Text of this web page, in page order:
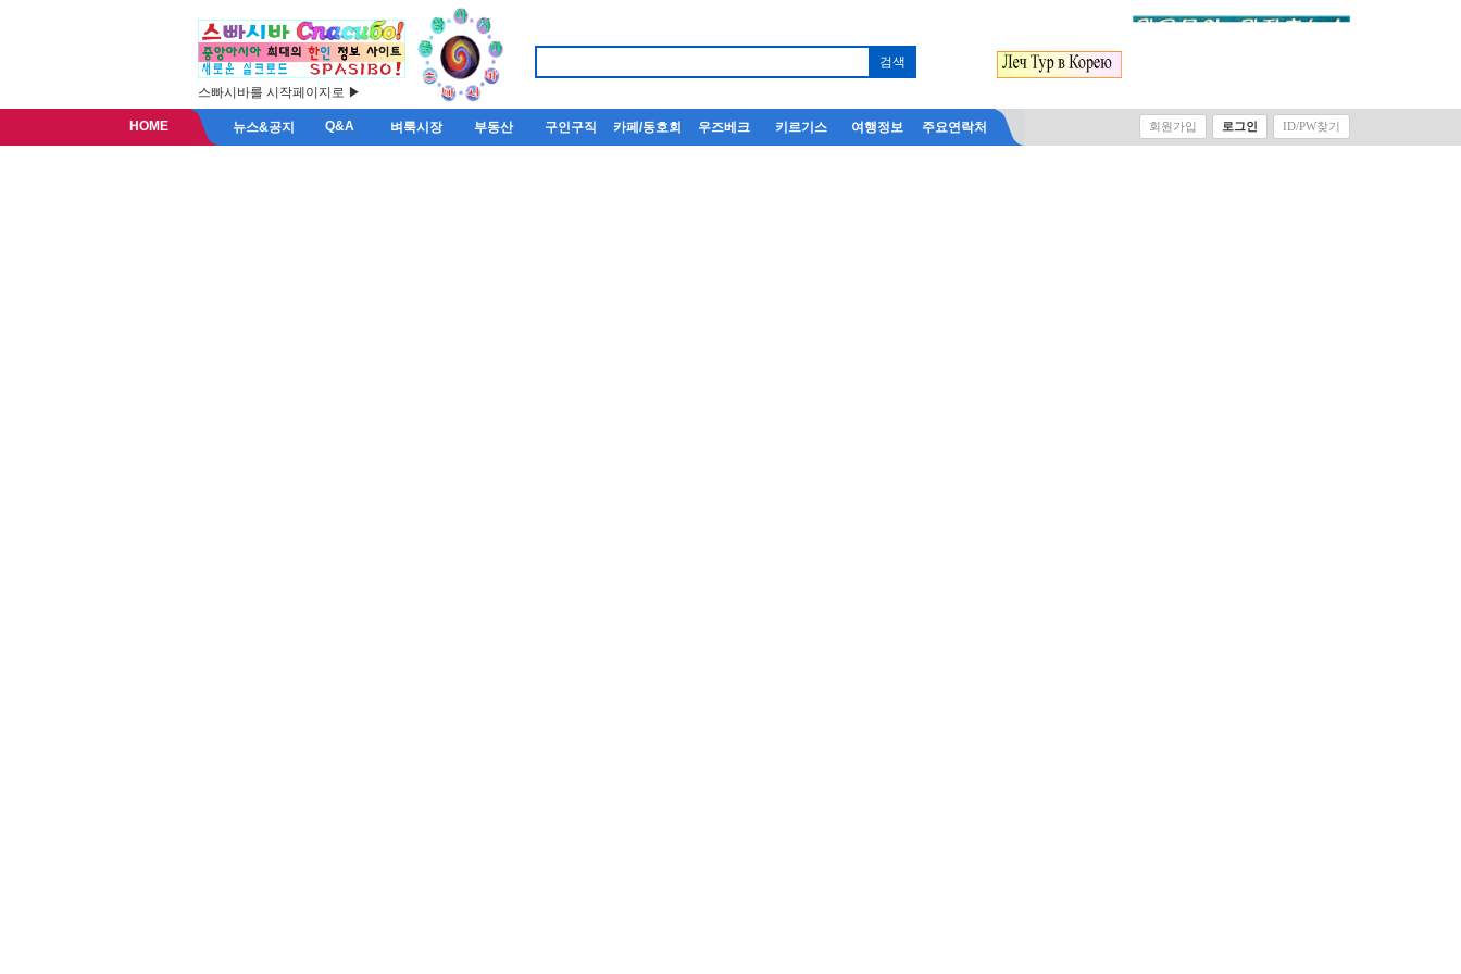
스빠시바를 시작페이지로 ▶
HOME 뉴스&공지 Q&A 벼룩시장 부동산 구인구직 카페/동호회 우즈베크 키르기스 여행정보 주요연락처 회원가입 로그인 ID/PW찾기